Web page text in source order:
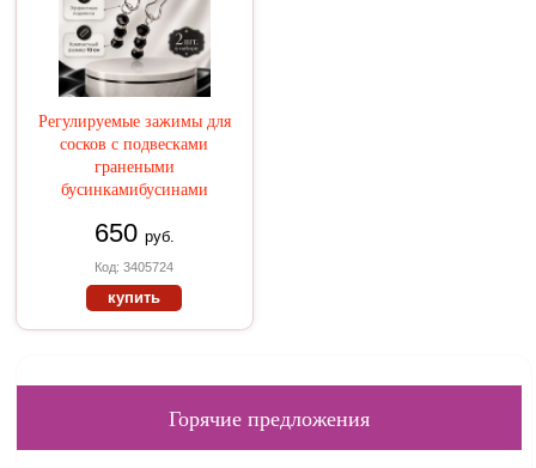
Регулируемые зажимы для
сосков с подвесками
гранеными
бусинкамибусинами
650 руб.
Код: 3405724
купить
Горячие предложения